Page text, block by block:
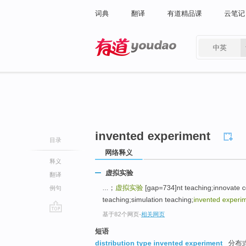
词典 翻译 有道精品课 云笔记
中英
目录
释义
翻译
例句
invented experiment
网络释义
虚拟实验
...； 虚拟实验 [gap=734]nt teaching;innovate
teaching;simulation teaching;invented
基于82个网页-相关网页
短语
distribution type invented experiment
分布